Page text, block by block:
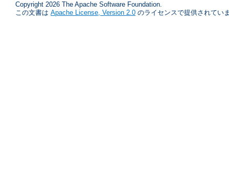
Copyright 2026 The Apache Software Foundation.
この文書は Apache License, Version 2.0 のライセンスで提供されてい